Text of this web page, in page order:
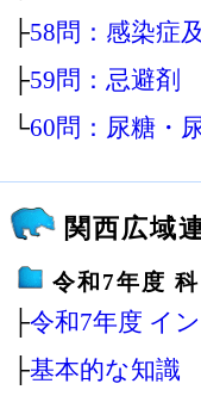
├58問：感染症
├59問：忌避剤
└60問：尿糖・
関西広域
令和7年度
├令和7年度 イ
├基本的な知識